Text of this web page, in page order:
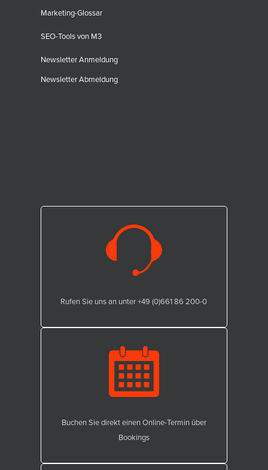
Marketing-Glossar
SEO-Tools von M3
Newsletter Anmeldung
Newsletter Abmeldung
Rufen Sie uns an unter +49 (0)661 86 200-0
Buchen Sie direkt einen Online-Termin über
Bookings